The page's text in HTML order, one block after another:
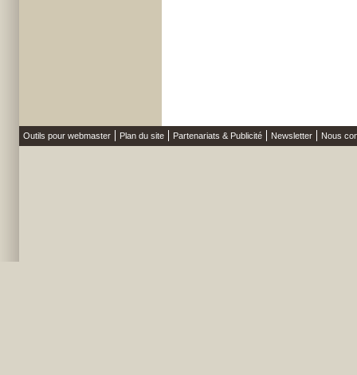
Outils pour webmaster Plan du site Partenariats & Publicité Newsletter Nous